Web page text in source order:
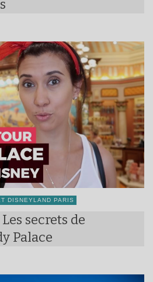
DISNEYLAND PARIS
secrets de
Palace